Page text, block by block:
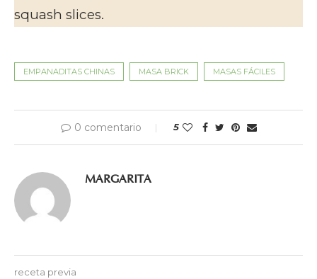
squash slices.
EMPANADITAS CHINAS MASA BRICK MASAS FÁCILES
0 comentario 5
MARGARITA
receta previa